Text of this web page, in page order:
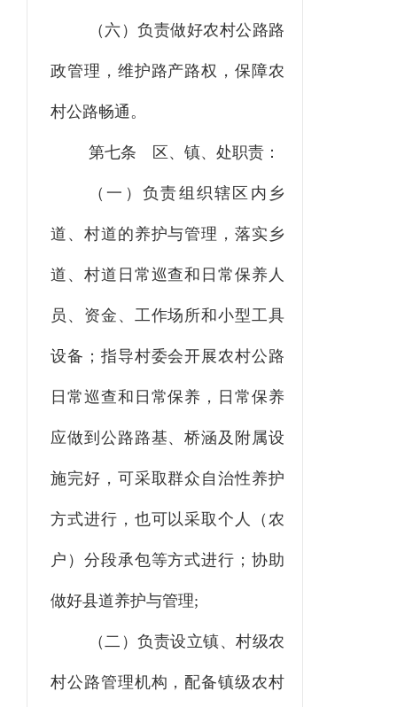
（六）负责做好农村公路路
政管理，维护路产路权，保障农
村公路畅通。
第七条 区、镇、处职责：
（一）负责组织辖区内乡
道、村道的养护与管理，落实乡
道、村道日常巡查和日常保养人
员、资金、工作场所和小型工具
设备；指导村委会开展农村公路
日常巡查和日常保养，日常保养
应做到公路路基、桥涵及附属设
施完好，可采取群众自治性养护
方式进行，也可以采取个人（农
户）分段承包等方式进行；协助
做好县道养护与管理;
（二）负责设立镇、村级农
村公路管理机构，配备镇级农村